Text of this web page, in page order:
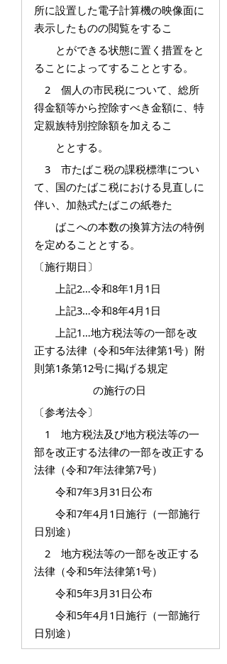
所に設置した電子計算機の映像面に
表示したものの閲覧をするこ
とができる状態に置く措置をと
ることによってすることとする。
2 個人の市民税について、総所
得金額等から控除すべき金額に、特
定親族特別控除額を加えるこ
ととする。
3 市たばこ税の課税標準につい
て、国のたばこ税における見直しに
伴い、加熱式たばこの紙巻た
ばこへの本数の換算方法の特例
を定めることとする。
〔施行期日〕
上記2…令和8年1月1日
上記3…令和8年4月1日
上記1…地方税法等の一部を改
正する法律（令和5年法律第1号）附
則第1条第12号に掲げる規定
の施行の日
〔参考法令〕
1 地方税法及び地方税法等の一
部を改正する法律の一部を改正する
法律（令和7年法律第7号）
令和7年3月31日公布
令和7年4月1日施行（一部施行
日別途）
2 地方税法等の一部を改正する
法律（令和5年法律第1号）
令和5年3月31日公布
令和5年4月1日施行（一部施行
日別途）